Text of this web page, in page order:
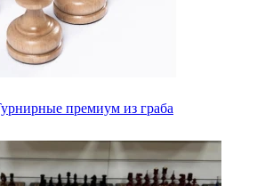
премиум из граба